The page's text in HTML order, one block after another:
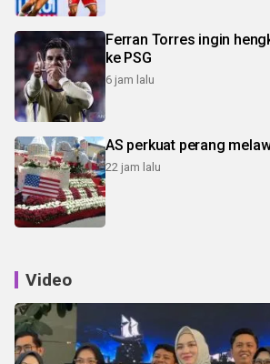
Ferran Torres ingin
ke PSG
6 jam lalu
AS perkuat perang
22 jam lalu
Video